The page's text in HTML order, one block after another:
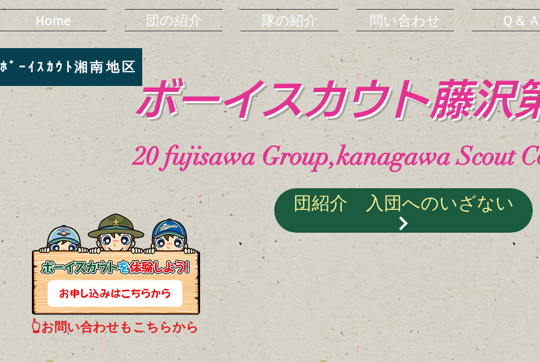
Home 団の紹介 隊の紹介 問い合わせ Ｑ＆
ﾎﾞｰｲｽｶｳﾄ湘南地区
ボーイスカウト藤沢
20fujisawa Group,kanagawa Scout
団紹介 入団へのいざない
👆お問い合わせもこちらから